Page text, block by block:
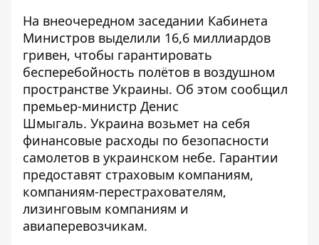
На внеочередном заседании Кабинета
Министров выделили 16,6 миллиардов
гривен, чтобы гарантировать
бесперебойность полётов в воздушном
пространстве Украины. Об этом сообщил
премьер-министр Денис
Шмыгаль. Украина возьмет на себя
финансовые расходы по безопасности
самолетов в украинском небе. Гарантии
предоставят страховым компаниям,
компаниям-перестрахователям,
лизинговым компаниям и
авиаперевозчикам.